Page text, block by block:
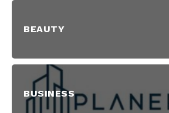
BEAUTY
BUSINESS